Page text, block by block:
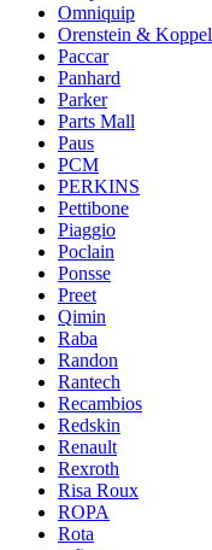
Omniquip
Orenstein & Koppel
Paccar
Panhard
Parker
Parts Mall
Paus
PCM
PERKINS
Pettibone
Piaggio
Poclain
Ponsse
Preet
Qimin
Raba
Randon
Rantech
Recambios
Redskin
Renault
Rexroth
Risa Roux
ROPA
Rota